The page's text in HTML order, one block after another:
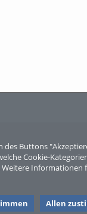
Buttons
Cookie-
Informationen
Allen